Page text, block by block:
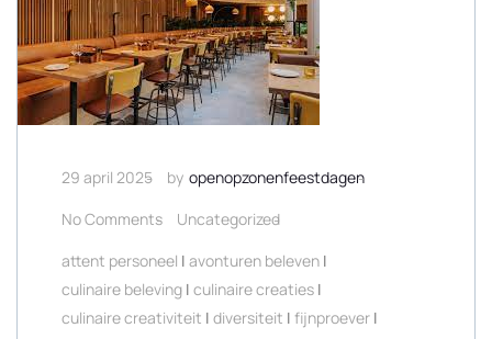
29 april 2025 by openopzonenfeestdagen
No Comments
Uncategorized
attent personeel | avonturen beleven |
culinaire beleving | culinaire creaties |
culinaire creativiteit | diversiteit | fijnproever |